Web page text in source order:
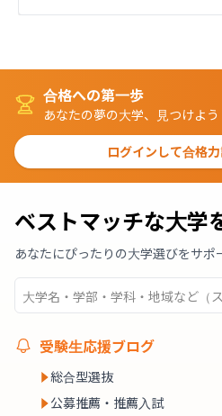
合格への第一歩
あなたの夢の大学、見つけよう
ログインして合格
ベストマッチな大学
あなたにぴったりの大学選びをサポ
受験生応援ブログ
総合型選抜
公募推薦・推薦入試